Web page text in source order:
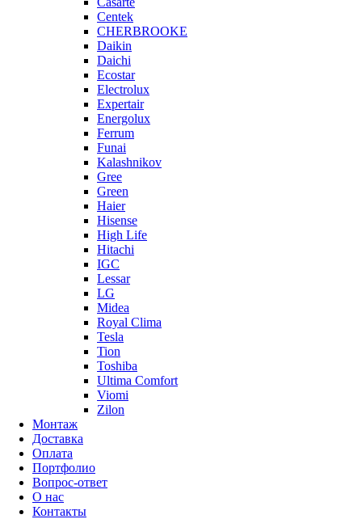
Centek
CHERBROOKE
Daikin
Daichi
Ecostar
Electrolux
Expertair
Energolux
Ferrum
Funai
Kalashnikov
Gree
Grеen
Haier
Hisense
High Life
Hitachi
IGC
Lessar
LG
Midea
Royal Clima
Tesla
Tion
Toshiba
Ultima Comfort
Viomi
Zilon
Монтаж
Доставка
Оплата
Портфолио
Вопрос-ответ
О нас
Контакты